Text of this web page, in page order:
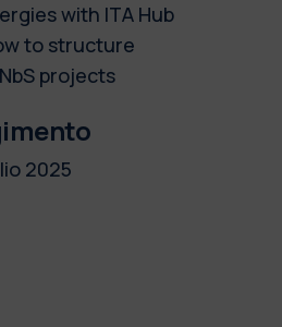
with ITA Hub
to structure
projects
2025